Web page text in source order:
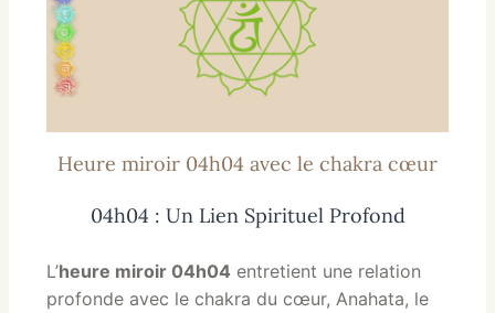
Heure miroir 04h04 avec le chakra cœur
04h04 : Un Lien Spirituel Profond
L’heure miroir 04h04 entretient une relation
profonde avec le chakra du cœur, Anahata, le